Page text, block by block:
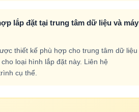
lắp đặt tại trung tâm dữ liệu và máy
thiết kế phù hợp cho trung tâm dữ liệu
loại hình lắp đặt này. Liên hệ
cụ thể.